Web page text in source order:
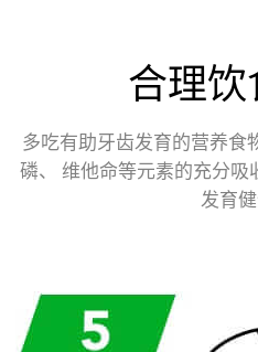
合理饮
多吃有助牙齿发育的营养食
磷、 维他命等元素的充分
发育健